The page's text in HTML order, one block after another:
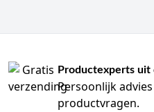
Productexperts uit
Persoonlijk
productvragen.